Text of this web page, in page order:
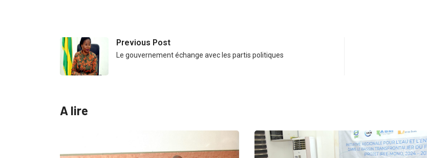
Previous Post
Le gouvernement échange avec les partis politiques
A lire